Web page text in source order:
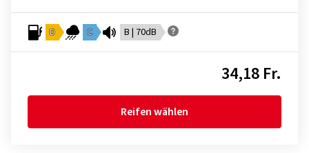
D C B | 70dB
34,18 Fr.
Reifen wählen